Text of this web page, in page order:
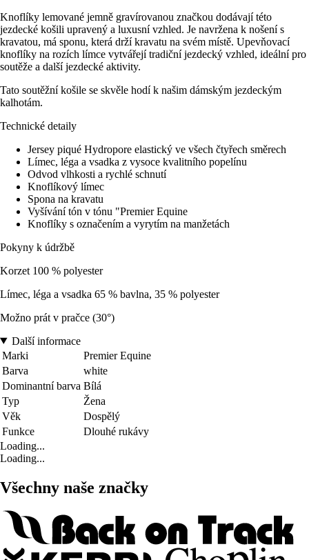
Knoflíky lemované jemně gravírovanou značkou dodávají této
jezdecké košili upravený a luxusní vzhled. Je navržena k nošení s
kravatou, má sponu, která drží kravatu na svém místě. Upevňovací
knoflíky na rozích límce vytvářejí tradiční jezdecký vzhled, ideální pro
soutěže a další jezdecké aktivity.
Tato soutěžní košile se skvěle hodí k našim dámským jezdeckým
kalhotám.
Technické detaily
Jersey piqué Hydropore elastický ve všech čtyřech směrech
Límec, léga a vsadka z vysoce kvalitního popelínu
Odvod vlhkosti a rychlé schnutí
Knoflíkový límec
Spona na kravatu
Vyšívání tón v tónu "Premier Equine
Knoflíky s označením a vyrytím na manžetách
Pokyny k údržbě
Korzet 100 % polyester
Límec, léga a vsadka 65 % bavlna, 35 % polyester
Možno prát v pračce (30°)
Další informace
Marki
Premier Equine
Barva
white
Dominantní barva Bílá
Typ
Žena
Věk
Dospělý
Funkce
Dlouhé rukávy
Loading...
Loading...
Všechny naše značky